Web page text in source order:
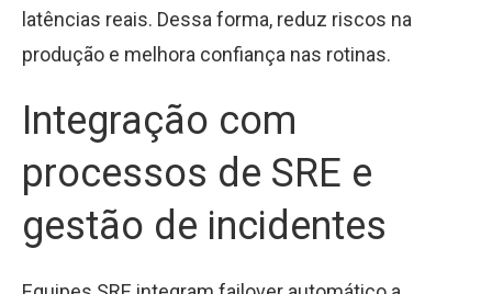
latências reais. Dessa forma, reduz riscos na
produção e melhora confiança nas rotinas.
Integração com
processos de SRE e
gestão de incidentes